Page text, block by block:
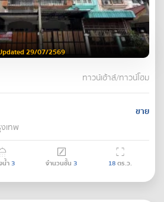
29/07/2569
ทาวน์เฮ้าส์/ทาวน์โฮม
ขาย
เทพ
น้ำ3 จำนวนชั้น 3 18ตร.ว.